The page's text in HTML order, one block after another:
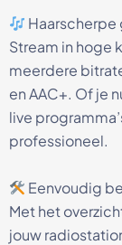
Stream in hoge
meerdere
en AAC+. Of je
live
professioneel.
Eenvoudig
Met het
jouw